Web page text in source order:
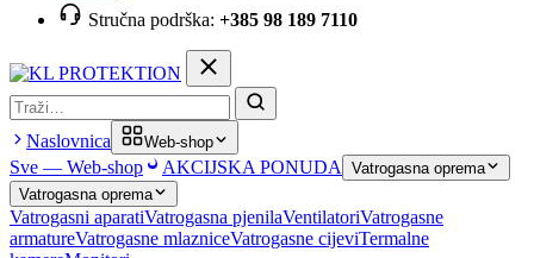
Stručna podrška: +385 98 189 7110
Pretraga
Naslovnica Web-shop
Sve — Web-shop AKCIJSKA PONUDA
Vatrogasna oprema
Vatrogasna oprema
Vatrogasni aparatiVatrogasna pjenilaVentilatoriVatrogasne
armatureVatrogasne mlazniceVatrogasne cijeviTermalne